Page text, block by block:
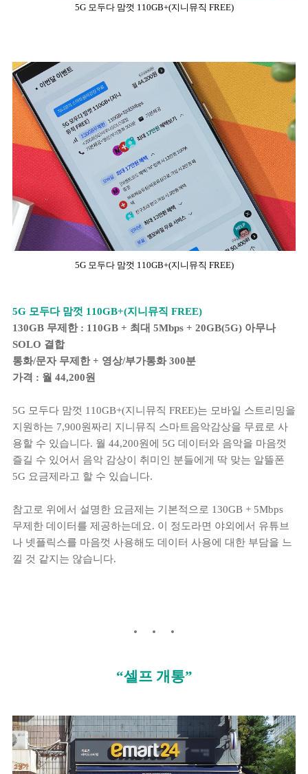
5G 모두다 맘껏 110GB+(지니뮤직 FREE)
5G 모두다 맘껏 110GB+(지니뮤직 FREE)
5G 모두다 맘껏 110GB+(지니뮤직 FREE)
130GB 무제한 : 110GB + 최대 5Mbps + 20GB(5G) 아무나
SOLO 결합
통화/문자 무제한 + 영상/부가통화 300분
가격 : 월 44,200원
5G 모두다 맘껏 110GB+(지니뮤직 FREE)는 모바일 스트리밍을
지원하는 7,900원짜리 지니뮤직 스마트음악감상을 무료로 사
용할 수 있습니다. 월 44,200원에 5G 데이터와 음악을 마음껏
즐길 수 있어서 음악 감상이 취미인 분들에게 딱 맞는 알뜰폰
5G 요금제라고 할 수 있습니다.
참고로 위에서 설명한 요금제는 기본적으로 130GB + 5Mbps
무제한 데이터를 제공하는데요. 이 정도라면 야외에서 유튜브
나 넷플릭스를 마음껏 사용해도 데이터 사용에 대한 부담을 느
낄 것 같지는 않습니다.
“셀프 개통”